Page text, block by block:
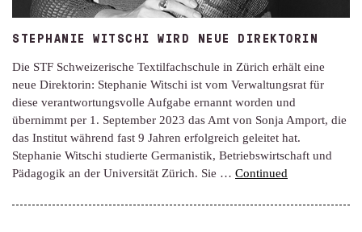
STEPHANIE WITSCHI WIRD NEUE DIREKTORIN
Die STF Schweizerische Textilfachschule in Zürich erhält eine
neue Direktorin: Stephanie Witschi ist vom Verwaltungsrat für
diese verantwortungsvolle Aufgabe ernannt worden und
übernimmt per 1. September 2023 das Amt von Sonja Amport, die
das Institut während fast 9 Jahren erfolgreich geleitet hat.
Stephanie Witschi studierte Germanistik, Betriebswirtschaft und
Pädagogik an der Universität Zürich. Sie … Continued